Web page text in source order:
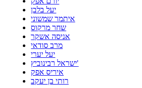
יעל בלבן
איתמר שמשוני
שחר מרקוס
אניסה אשקר
מרב סודאי
יעל יערי
ישראל רבינוביץ'
איריס אפק
רותי בן יעקב